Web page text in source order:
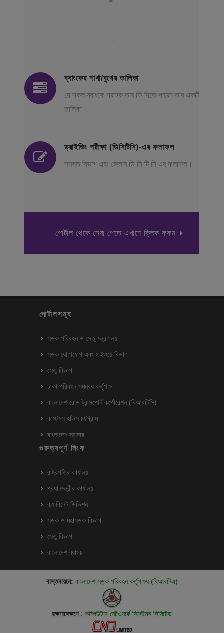
ব্যাংকের শাখা/বুথের তালিকা
যে সকল ব্যাংকে গ্রাহক তার ফি দিতে পারেন তার একটি
তালিকা ।
ড্রাইভিং পরীক্ষা (ডিসিটিসি)-এর ফলাফল
সমস্ত বিভাগ এবং জেলার ডি সি টি সি এর ফলাফল।
পোর্টাল থেকে সেবা পেতে এখানে ক্লিক করুন
পোর্টালসমূহ
সড়ক পরিবহন ও সেতু মন্ত্রণালয়
সড়ক যোগাযোগ এবং হাইওয়ে বিভাগ
সেতু বিভাগ
ঢাকা পরিবহন সমন্বয় কর্তৃপক্ষ
বাংলাদেশ রোড ট্রান্সপোর্ট কর্পোরেশন (বিআরটিসি)
কাস্টমস হাউস চট্টগ্রাম
বাংলাদেশ সরকার
গুরুত্বপূর্ণ লিংক
রাষ্ট্রপতির কার্যালয়
প্রধানমন্ত্রীর কার্যালয়
ক্যাবিনেট ডিভিশন
সড়ক ও মহাসড়ক বিভাগ
সেতু বিভাগ
বাংলাদেশ ব্যাংক
বাস্তবায়নে: বাংলাদেশ সড়ক পরিবহন কর্তৃপক্ষ (বিআরটিএ)
রক্ষণাবেক্ষণে : কম্পিউটার নেটওয়ার্ক সিস্টেমস লিমিটেড